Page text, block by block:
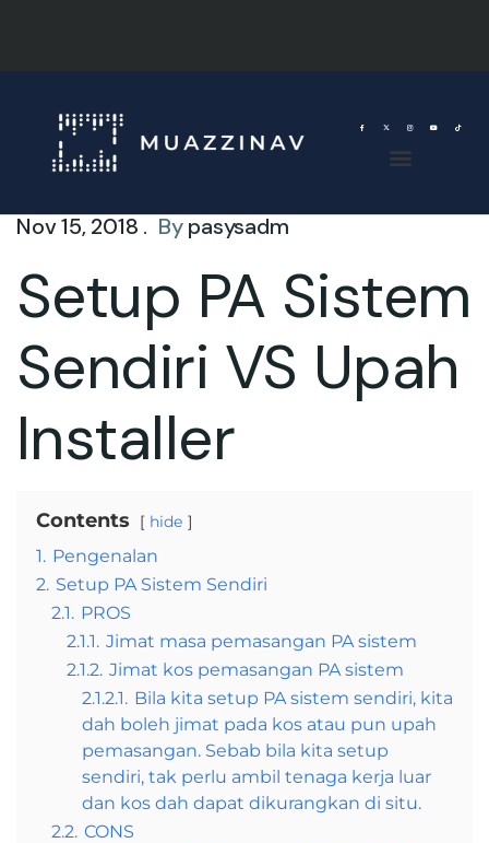
Nov 15, 2018 . Bypasysadm
Setup PA Sistem
Sendiri VS Upah
Installer
Contents hide
1. Pengenalan
2. Setup PA Sistem Sendiri
2.1. PROS
2.1.1. Jimat masa pemasangan PA sistem
2.1.2. Jimat kos pemasangan PA sistem
2.1.2.1. Bila kita setup PA sistem sendiri, kita
dah boleh jimat pada kos atau pun upah
pemasangan. Sebab bila kita setup
sendiri, tak perlu ambil tenaga kerja luar
dan kos dah dapat dikurangkan di situ.
2.2. CONS